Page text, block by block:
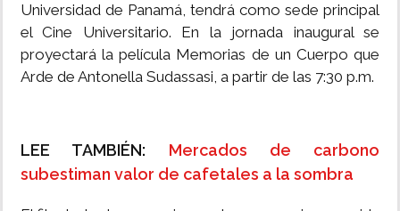
Universidad de Panamá, tendrá como sede principal
el Cine Universitario. En la jornada inaugural se
proyectará la película Memorias de un Cuerpo que
Arde de Antonella Sudassasi, a partir de las 7:30 p.m.
LEE TAMBIÉN: Mercados de carbono
subestiman valor de cafetales a la sombra